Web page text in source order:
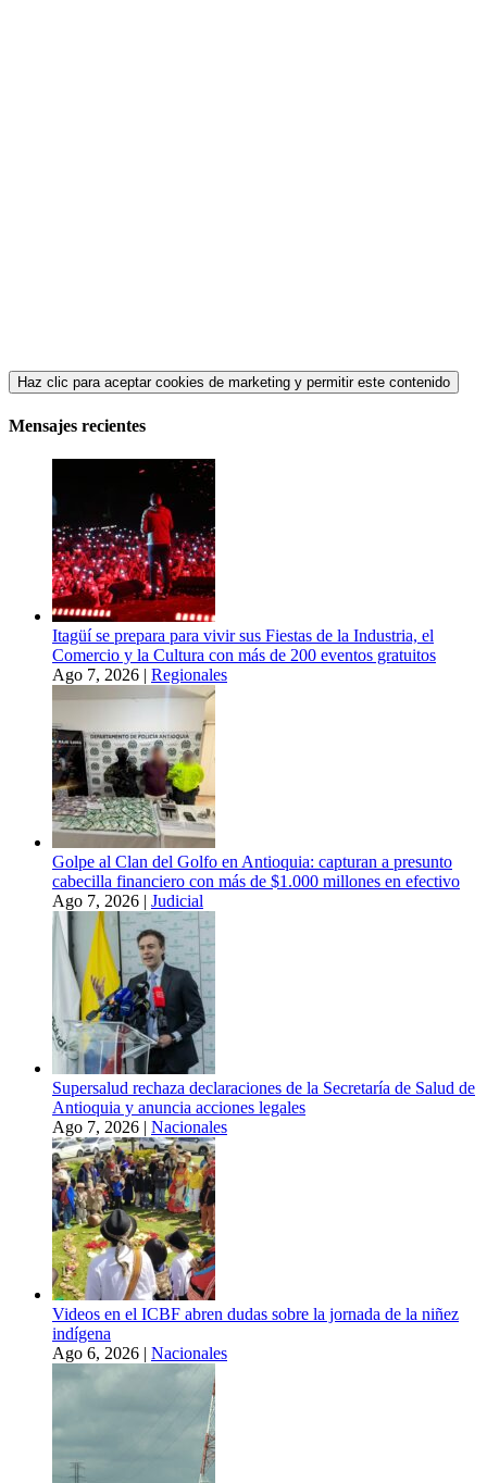
Haz clic para aceptar cookies de marketing y permitir este contenido
Mensajes recientes
Itagüí se prepara para vivir sus Fiestas de la Industria, el
Comercio y la Cultura con más de 200 eventos gratuitos
Ago 7, 2026 | Regionales
Golpe al Clan del Golfo en Antioquia: capturan a presunto
cabecilla financiero con más de $1.000 millones en efectivo
Ago 7, 2026 | Judicial
Supersalud rechaza declaraciones de la Secretaría de Salud de
Antioquia y anuncia acciones legales
Ago 7, 2026 | Nacionales
Videos en el ICBF abren dudas sobre la jornada de la niñez
indígena
Ago 6, 2026 | Nacionales